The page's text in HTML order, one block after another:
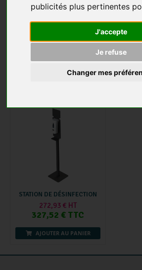
publicités plus pertinentes
J'accepte
Je refuse
Changer mes
NÉBULISEUR COMBATTOR -
IDÉAL POUR DIFFUSER UN
ANTI-PARASITE
415,58 € TTC
STATION DE DÉSINFECTION
272,93 € HT
327,52 € TTC
AJOUTER AU PANIER